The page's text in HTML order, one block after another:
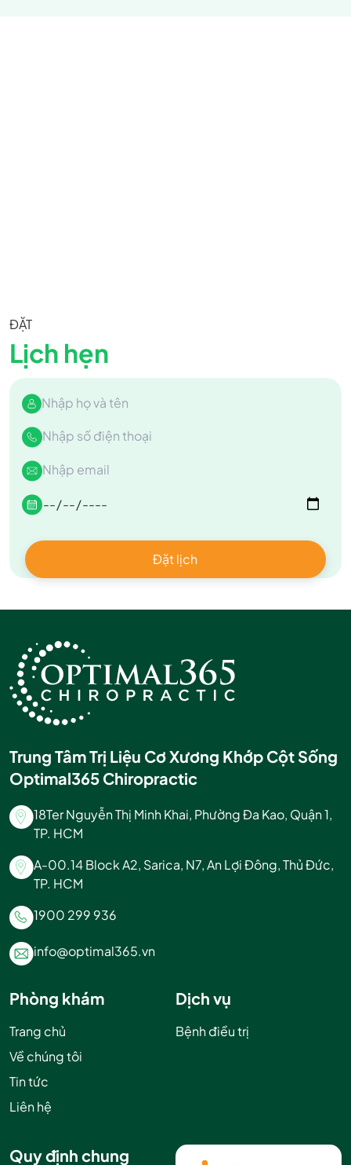
ĐẶT
Lịch hẹn
Trung Tâm Trị Liệu Cơ Xương Khớp Cột Sống
Optimal365 Chiropractic
18Ter Nguyễn Thị Minh Khai, Phường Đa Kao, Quận 1,
TP. HCM
A-00.14 Block A2, Sarica, N7, An Lợi Đông, Thủ Đức,
TP. HCM
1900 299 936
info@optimal365.vn
Phòng khám
Trang chủ
Về chúng tôi
Tin tức
Liên hệ
Dịch vụ
Bệnh điều trị
Quy định chung